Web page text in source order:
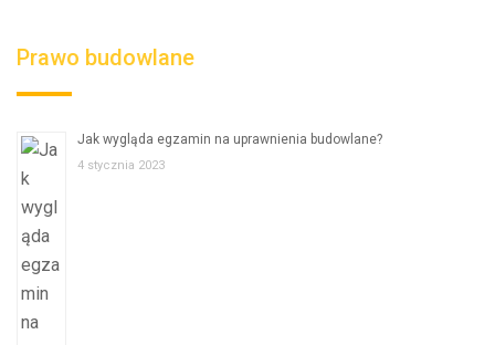
Prawo budowlane
Jak wygląda egzamin na uprawnienia budowlane?
4 stycznia 2023